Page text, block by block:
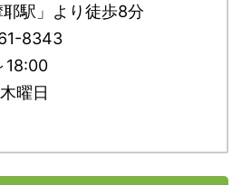
耶駅」より徒歩8分
8343
18:00
曜日